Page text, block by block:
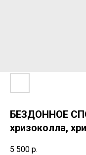
БЕЗДОННОЕ
хризоколла,
5 500 р.